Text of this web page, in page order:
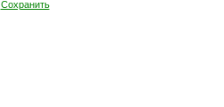
Сохранить